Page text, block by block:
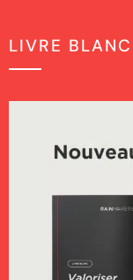
LIVRE BLANC